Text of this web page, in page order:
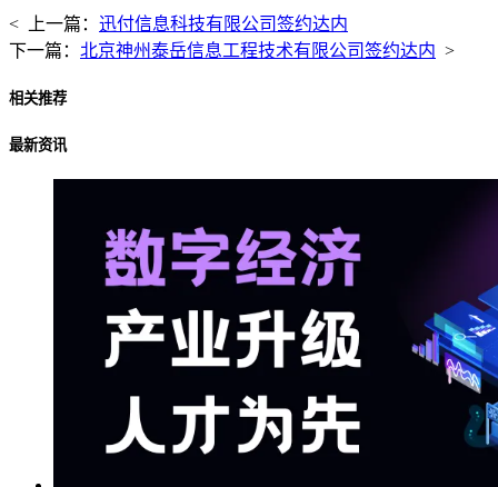
< 上一篇： 迅付信息科技有限公司签约达内
下一篇： 北京神州泰岳信息工程技术有限公司签约达内 >
相关推荐
最新资讯